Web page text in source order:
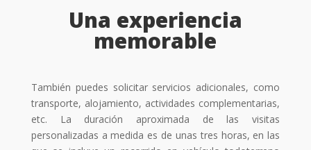
Una experiencia
memorable
También puedes solicitar servicios adicionales, como
transporte, alojamiento, actividades complementarias,
etc. La duración aproximada de las visitas
personalizadas a medida es de unas tres horas, en las